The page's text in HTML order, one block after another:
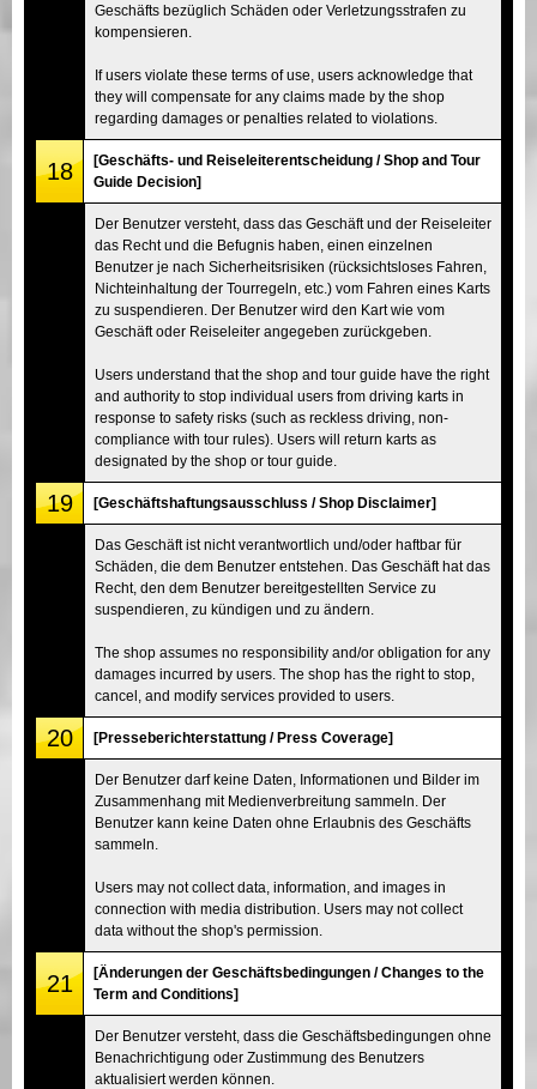
Geschäfts bezüglich Schäden oder Verletzungsstrafen zu
kompensieren.
If users violate these terms of use, users acknowledge that
they will compensate for any claims made by the shop
regarding damages or penalties related to violations.
18
[Geschäfts- und Reiseleiterentscheidung / Shop and Tour
Guide Decision]
Der Benutzer versteht, dass das Geschäft und der Reiseleiter
das Recht und die Befugnis haben, einen einzelnen
Benutzer je nach Sicherheitsrisiken (rücksichtsloses Fahren,
Nichteinhaltung der Tourregeln, etc.) vom Fahren eines Karts
zu suspendieren. Der Benutzer wird den Kart wie vom
Geschäft oder Reiseleiter angegeben zurückgeben.
Users understand that the shop and tour guide have the right
and authority to stop individual users from driving karts in
response to safety risks (such as reckless driving, non-
compliance with tour rules). Users will return karts as
designated by the shop or tour guide.
19 [Geschäftshaftungsausschluss / Shop Disclaimer]
Das Geschäft ist nicht verantwortlich und/oder haftbar für
Schäden, die dem Benutzer entstehen. Das Geschäft hat das
Recht, den dem Benutzer bereitgestellten Service zu
suspendieren, zu kündigen und zu ändern.
The shop assumes no responsibility and/or obligation for any
damages incurred by users. The shop has the right to stop,
cancel, and modify services provided to users.
20 [Presseberichterstattung / Press Coverage]
Der Benutzer darf keine Daten, Informationen und Bilder im
Zusammenhang mit Medienverbreitung sammeln. Der
Benutzer kann keine Daten ohne Erlaubnis des Geschäfts
sammeln.
Users may not collect data, information, and images in
connection with media distribution. Users may not collect
data without the shop's permission.
21
[Änderungen der Geschäftsbedingungen / Changes to the
Term and Conditions]
Der Benutzer versteht, dass die Geschäftsbedingungen ohne
Benachrichtigung oder Zustimmung des Benutzers
aktualisiert werden können.